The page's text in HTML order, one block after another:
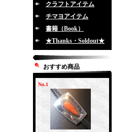
クラフトアイテム
チマヨアイテム
書籍（Book）
★Thanks・Soldout★
おすすめ商品
No.1